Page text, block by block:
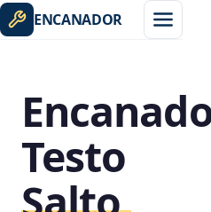
ENCANADOR
Testo